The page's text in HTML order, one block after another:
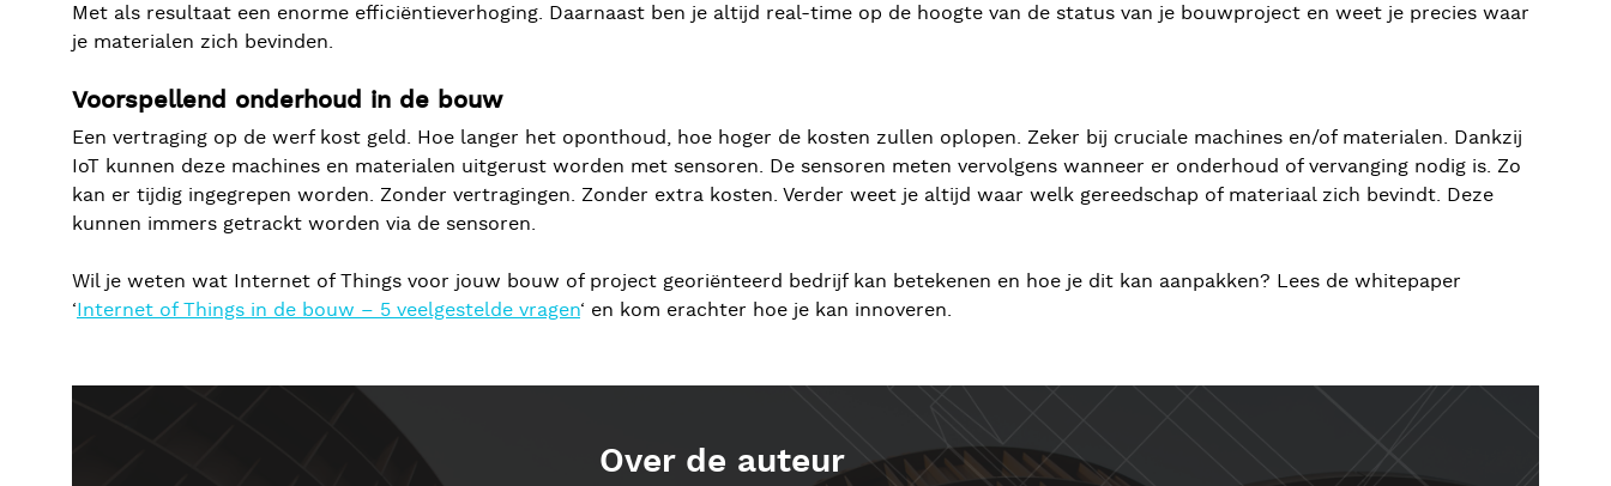
Met als resultaat een enorme efficiëntieverhoging. Daarnaast ben je altijd real-time op de hoogte van de status van je bouwproject en weet je precies waar
je materialen zich bevinden.
Voorspellend onderhoud in de bouw
Een vertraging op de werf kost geld. Hoe langer het oponthoud, hoe hoger de kosten zullen oplopen. Zeker bij cruciale machines en/of materialen. Dankzij
IoT kunnen deze machines en materialen uitgerust worden met sensoren. De sensoren meten vervolgens wanneer er onderhoud of vervanging nodig is. Zo
kan er tijdig ingegrepen worden. Zonder vertragingen. Zonder extra kosten. Verder weet je altijd waar welk gereedschap of materiaal zich bevindt. Deze
kunnen immers getrackt worden via de sensoren.
Wil je weten wat Internet of Things voor jouw bouw of project georiënteerd bedrijf kan betekenen en hoe je dit kan aanpakken? Lees de whitepaper
‘Internet of Things in de bouw – 5 veelgestelde vragen‘ en kom erachter hoe je kan innoveren.
Over de auteur